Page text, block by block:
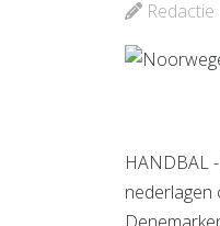
Redactie
HANDBAL
nederlagen
Bekijk de pagina